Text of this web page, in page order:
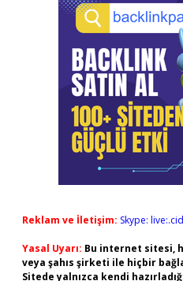
Reklam ve İletişim: Skype:
Yasal Uyarı: Bu internet sitesi,
veya şahıs şirketi ile hiçbir
Sitede yalnızca kendi